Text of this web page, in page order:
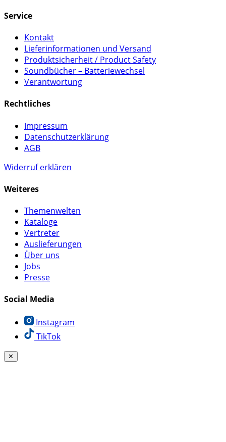
Service
Kontakt
Lieferinformationen und Versand
Produktsicherheit / Product Safety
Soundbücher – Batteriewechsel
Verantwortung
Rechtliches
Impressum
Datenschutzerklärung
AGB
Widerruf erklären
Weiteres
Themenwelten
Kataloge
Vertreter
Auslieferungen
Über uns
Jobs
Presse
Social Media
Instagram
TikTok
✕